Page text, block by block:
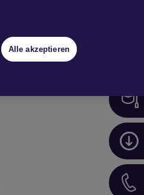
Login
Alle akzeptieren